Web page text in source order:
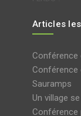
Articles
Conférence
Conférence
Sauramps
Un village
Conférence